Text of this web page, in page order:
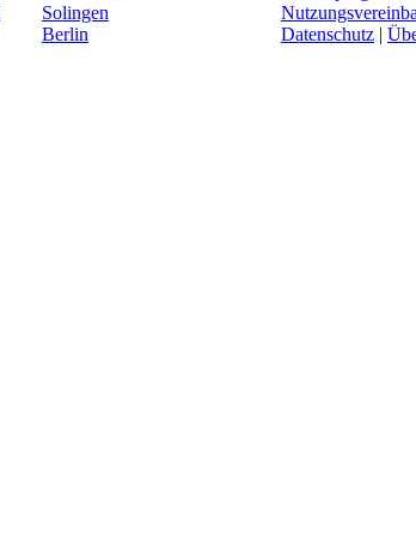
Solingen
Berlin
Datenschutz |